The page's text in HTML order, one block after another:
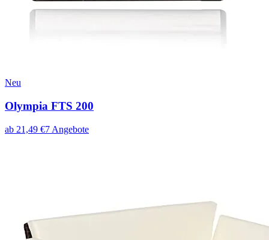
Neu
Olympia FTS 200
ab 21,49 €7 Angebote